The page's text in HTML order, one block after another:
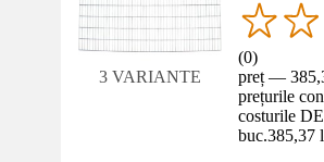
3 VARIANTE
(0)
preț —
prețurile
costurile
buc.385,37